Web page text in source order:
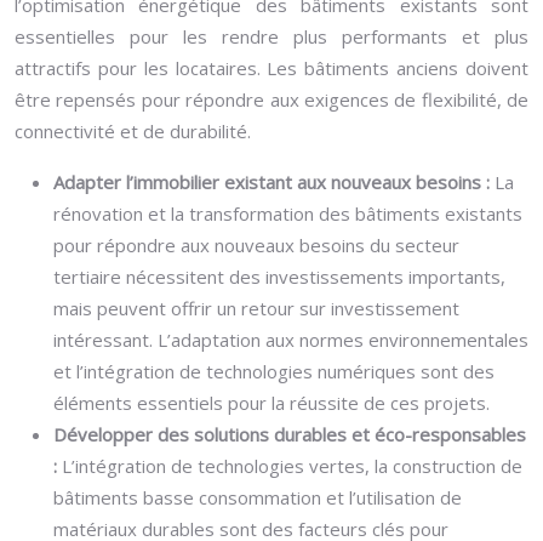
l’optimisation énergétique des bâtiments existants sont
essentielles pour les rendre plus performants et plus
attractifs pour les locataires. Les bâtiments anciens doivent
être repensés pour répondre aux exigences de flexibilité, de
connectivité et de durabilité.
Adapter l’immobilier existant aux nouveaux besoins : La
rénovation et la transformation des bâtiments existants
pour répondre aux nouveaux besoins du secteur
tertiaire nécessitent des investissements importants,
mais peuvent offrir un retour sur investissement
intéressant. L’adaptation aux normes environnementales
et l’intégration de technologies numériques sont des
éléments essentiels pour la réussite de ces projets.
Développer des solutions durables et éco-responsables
: L’intégration de technologies vertes, la construction de
bâtiments basse consommation et l’utilisation de
matériaux durables sont des facteurs clés pour